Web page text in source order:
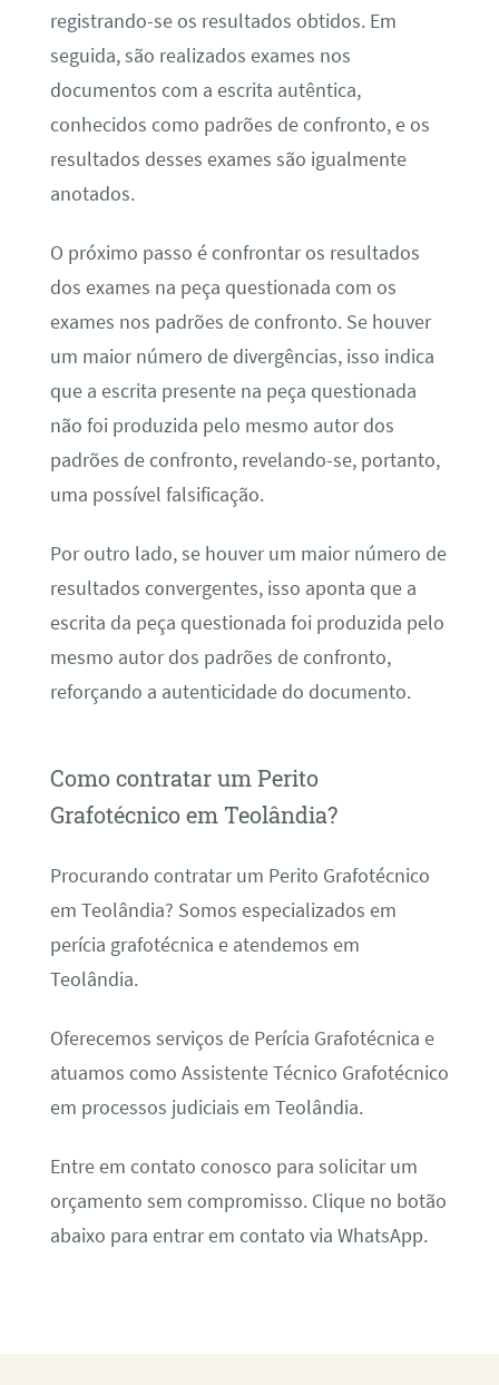
registrando-se os resultados obtidos. Em
seguida, são realizados exames nos
documentos com a escrita autêntica,
conhecidos como padrões de confronto, e os
resultados desses exames são igualmente
anotados.
O próximo passo é confrontar os resultados
dos exames na peça questionada com os
exames nos padrões de confronto. Se houver
um maior número de divergências, isso indica
que a escrita presente na peça questionada
não foi produzida pelo mesmo autor dos
padrões de confronto, revelando-se, portanto,
uma possível falsificação.
Por outro lado, se houver um maior número de
resultados convergentes, isso aponta que a
escrita da peça questionada foi produzida pelo
mesmo autor dos padrões de confronto,
reforçando a autenticidade do documento.
Como contratar um Perito
Grafotécnico em Teolândia?
Procurando contratar um Perito Grafotécnico
em Teolândia? Somos especializados em
perícia grafotécnica e atendemos em
Teolândia.
Oferecemos serviços de Perícia Grafotécnica e
atuamos como Assistente Técnico Grafotécnico
em processos judiciais em Teolândia.
Entre em contato conosco para solicitar um
orçamento sem compromisso. Clique no botão
abaixo para entrar em contato via WhatsApp.